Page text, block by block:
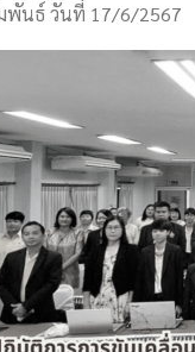
พันธ์ วันที่ 17/6/2567